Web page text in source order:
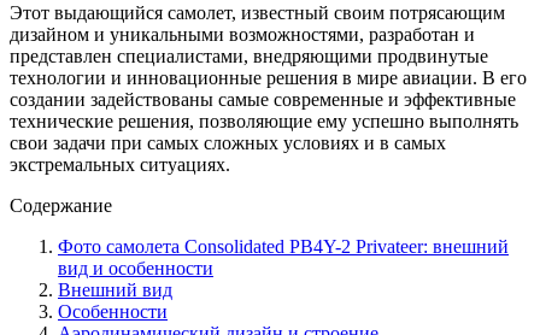
Этот выдающийся самолет, известный своим потрясающим
дизайном и уникальными возможностями, разработан и
представлен специалистами, внедряющими продвинутые
технологии и инновационные решения в мире авиации. В его
создании задействованы самые современные и эффективные
технические решения, позволяющие ему успешно выполнять
свои задачи при самых сложных условиях и в самых
экстремальных ситуациях.
Содержание
Фото самолета Consolidated PB4Y-2 Privateer: внешний
вид и особенности
Внешний вид
Особенности